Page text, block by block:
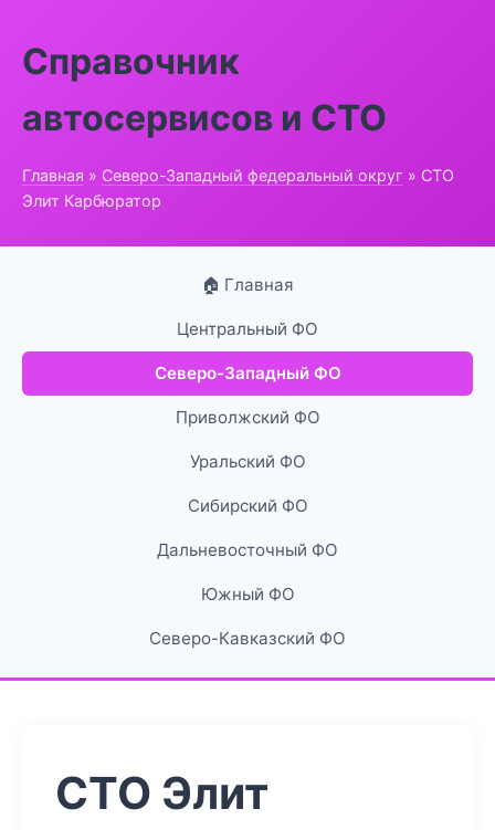
Справочник
автосервисов и СТО
Главная » Северо-Западный федеральный округ » СТО
Элит Карбюратор
🏠 Главная
Центральный ФО
Северо-Западный ФО
Приволжский ФО
Уральский ФО
Сибирский ФО
Дальневосточный ФО
Южный ФО
Северо-Кавказский ФО
СТО Элит